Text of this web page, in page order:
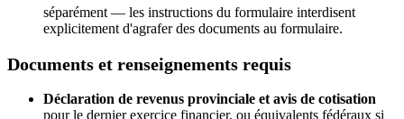
séparément — les instructions du formulaire interdisent
explicitement d'agrafer des documents au formulaire.
Documents et renseignements requis
Déclaration de revenus provinciale et avis de cotisation
pour le dernier exercice financier, ou équivalents fédéraux si